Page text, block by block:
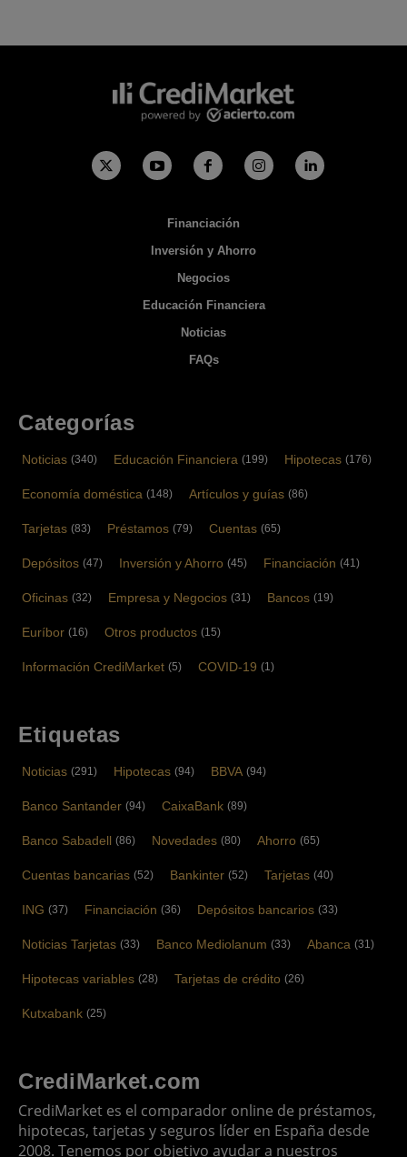
Financiación
Inversión y Ahorro
Negocios
Educación Financiera
Noticias
FAQs
Categorías
Noticias (340) Educación Financiera (199) Hipotecas (176)
Economía doméstica (148) Artículos y guías (86)
Tarjetas (83) Préstamos (79) Cuentas (65)
Depósitos (47) Inversión y Ahorro (45) Financiación (41)
Oficinas (32) Empresa y Negocios (31) Bancos (19)
Euríbor (16) Otros productos (15)
Información CrediMarket (5) COVID-19 (1)
Etiquetas
Noticias (291) Hipotecas (94) BBVA (94)
Banco Santander (94) CaixaBank (89)
Banco Sabadell (86) Novedades (80) Ahorro (65)
Cuentas bancarias (52) Bankinter (52) Tarjetas (40)
ING (37) Financiación (36) Depósitos bancarios (33)
Noticias Tarjetas (33) Banco Mediolanum (33) Abanca (31)
Hipotecas variables (28) Tarjetas de crédito (26)
Kutxabank (25)
CrediMarket.com
CrediMarket es el comparador online de préstamos,
hipotecas, tarjetas y seguros líder en España desde
2008. Tenemos por objetivo ayudar a nuestros